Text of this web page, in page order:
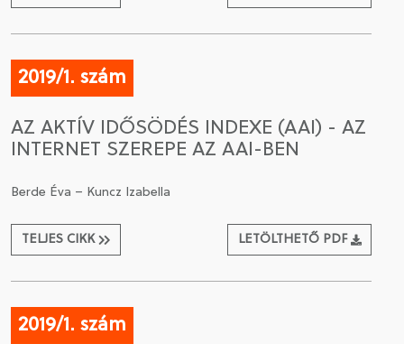
2019/1. szám
AZ AKTÍV IDŐSÖDÉS INDEXE (AAI) - AZ
INTERNET SZEREPE AZ AAI-BEN
Berde Éva – Kuncz Izabella
TELJES CIKK LETÖLTHETŐ PDF
2019/1. szám